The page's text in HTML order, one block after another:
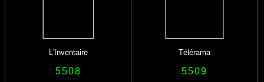
L'Inventaire Télérama
5508 5509